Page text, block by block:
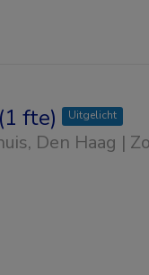
fte) Uitgelicht
, Den Haag |